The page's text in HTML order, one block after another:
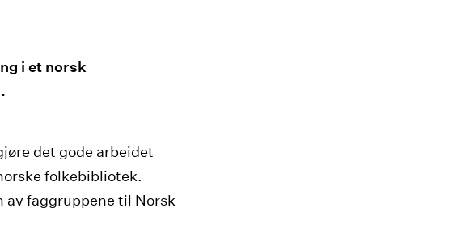
i et norsk
det gode arbeidet
folkebibliotek.
av faggruppene til Norsk